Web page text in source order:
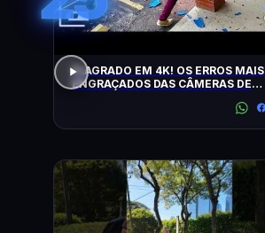
FLAGRADO EM 4K! OS ERROS MAIS
ENGRAÇADOS DAS CÂMERAS DE